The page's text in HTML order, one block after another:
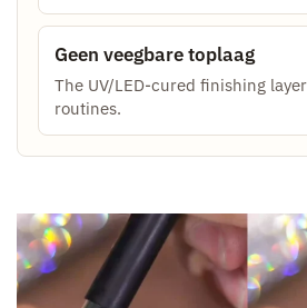
Geen veegbare toplaag
The UV/LED-cured finishing
routines.